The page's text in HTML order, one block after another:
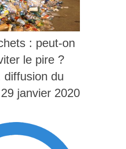
: peut-on
le pire ?
diffusion du
janvier 2020